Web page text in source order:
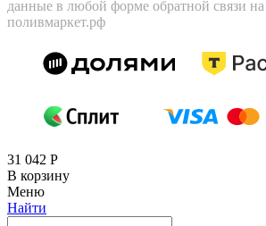
данные в любой форме обратной связи на
поливмаркет.рф
31 042 Р
В корзину
Меню
Найти